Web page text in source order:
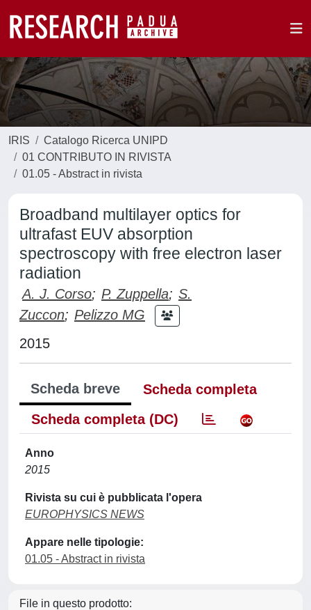
IRIS
Catalogo Ricerca UNIPD
01 CONTRIBUTO IN RIVISTA
01.05 - Abstract in rivista
Broadband multilayer optics for
ultrafast EUV absorption
spectroscopy with free electron laser
radiation
A. J. Corso; P. Zuppella; S.
Zuccon; Pelizzo MG
2015
Scheda breve
Scheda completa
Scheda completa (DC)
Anno
2015
Rivista su cui è pubblicata l'opera
EUROPHYSICS NEWS
Appare nelle tipologie:
01.05 - Abstract in rivista
File in questo prodotto: